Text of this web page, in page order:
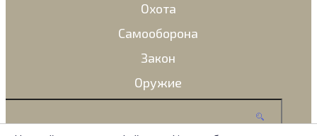
Охота
Самооборона
Закон
Оружие